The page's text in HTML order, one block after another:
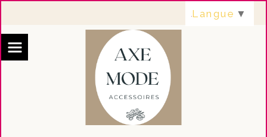
Langue ▼
Panneau de gestion des cookies